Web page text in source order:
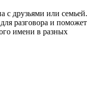
с друзьями или семьей.
разговора и поможет
имени в разных